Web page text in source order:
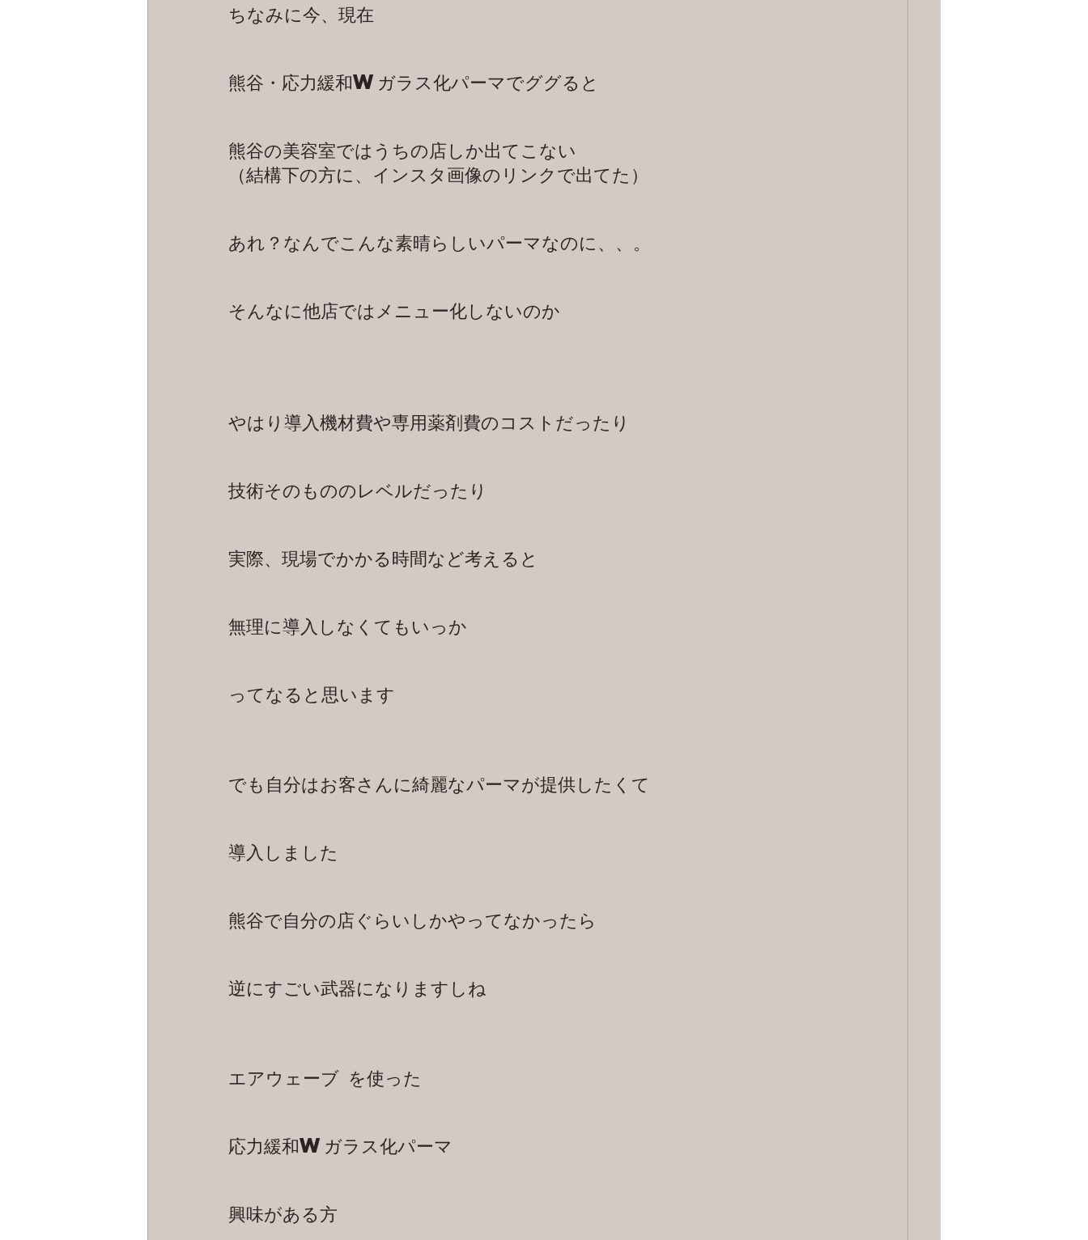
ちなみに今、現在
熊谷・応力緩和Wガラス化パーマでググると
熊谷の美容室ではうちの店しか出てこない
（結構下の方に、インスタ画像のリンクで出てた）
あれ？なんでこんな素晴らしいパーマなのに、、。
そんなに他店ではメニュー化しないのか
やはり導入機材費や専用薬剤費のコストだったり
技術そのもののレベルだったり
実際、現場でかかる時間など考えると
無理に導入しなくてもいっか
ってなると思います
でも自分はお客さんに綺麗なパーマが提供したくて
導入しました
熊谷で自分の店ぐらいしかやってなかったら
逆にすごい武器になりますしね
エアウェーブ を使った
応力緩和Wガラス化パーマ
興味がある方